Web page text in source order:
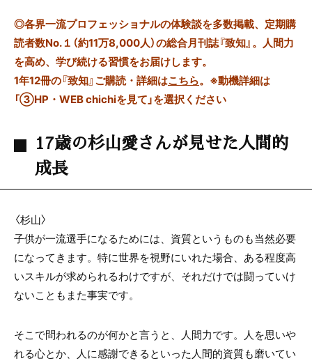
◎各界一流プロフェッショナルの体験談を多数掲載、定期購
読者数No.１（約11万8,000人）の総合月刊誌『致知』。人間力
を高め、学び続ける習慣をお届けします。
1年12冊の『致知』ご購読・詳細はこちら。 ※動機詳細は
「③HP・WEB chichiを見て」を選択ください
17歳の杉山愛さんが見せた人間的
成長
〈杉山〉
子供が一流選手になるためには、資質というものも当然必要
になってきます。特に世界を視野にいれた場合、ある程度高
いスキルが求められるわけですが、それだけでは闘っていけ
ないこともまた事実です。
そこで問われるのが何かと言うと、人間力です。人を思いや
れる心とか、人に感謝できるといった人間的資質も磨いてい